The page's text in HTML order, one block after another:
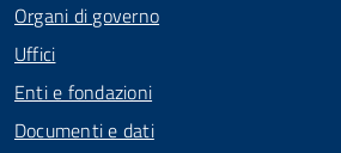
Organi di governo
Uffici
Enti e fondazioni
Documenti e dati